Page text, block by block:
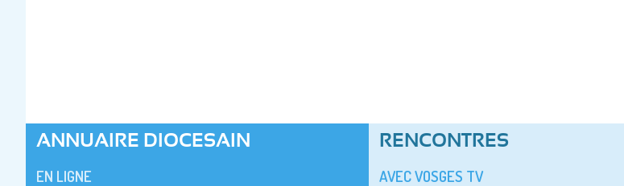
ANNUAIRE DIOCESAIN
EN LIGNE
RENCONTRES
AVEC VOSGES TV